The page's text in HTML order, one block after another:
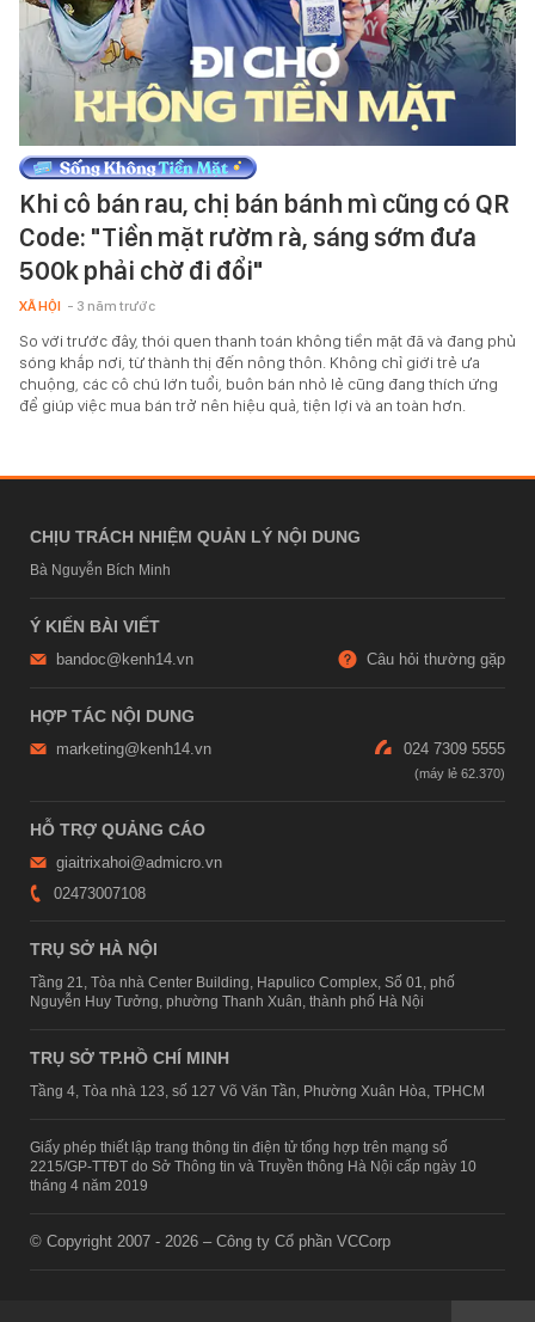
Khi cô bán rau, chị bán bánh mì cũng có QR
Code: "Tiền mặt rườm rà, sáng sớm đưa
500k phải chờ đi đổi"
XÃ HỘI - 3 năm trước
So với trước đây, thói quen thanh toán không tiền mặt đã và đang phủ
sóng khắp nơi, từ thành thị đến nông thôn. Không chỉ giới trẻ ưa
chuộng, các cô chú lớn tuổi, buôn bán nhỏ lẻ cũng đang thích ứng
để giúp việc mua bán trở nên hiệu quả, tiện lợi và an toàn hơn.
CHỊU TRÁCH NHIỆM QUẢN LÝ NỘI DUNG
Bà Nguyễn Bích Minh
Ý KIẾN BÀI VIẾT
bandoc@kenh14.vn Câu hỏi thường gặp
HỢP TÁC NỘI DUNG
marketing@kenh14.vn 024 7309 5555
HỖ TRỢ QUẢNG CÁO
giaitrixahoi@admicro.vn
02473007108
TRỤ SỞ HÀ NỘI
Tầng 21, Tòa nhà Center Building, Hapulico Complex, Số 01, phố
Nguyễn Huy Tưởng, phường Thanh Xuân, thành phố Hà Nội
TRỤ SỞ TP.HỒ CHÍ MINH
Tầng 4, Tòa nhà 123, số 127 Võ Văn Tần, Phường Xuân Hòa, TPHCM
Giấy phép thiết lập trang thông tin điện tử tổng hợp trên mạng số
2215/GP-TTĐT do Sở Thông tin và Truyền thông Hà Nội cấp ngày 10
tháng 4 năm 2019
© Copyright 2007 - 2026 – Công ty Cổ phần VCCorp